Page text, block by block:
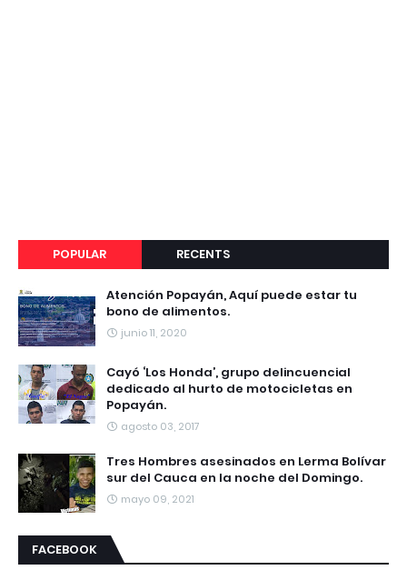
POPULAR RECENTS
Atención Popayán, Aquí puede estar tu
bono de alimentos.
junio 11, 2020
Cayó ‘Los Honda’, grupo delincuencial
dedicado al hurto de motocicletas en
Popayán.
agosto 03, 2017
Tres Hombres asesinados en Lerma Bolívar
sur del Cauca en la noche del Domingo.
mayo 09, 2021
FACEBOOK